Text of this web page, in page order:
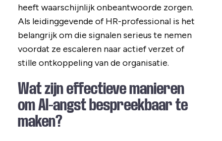
heeft waarschijnlijk onbeantwoorde zorgen.
Als leidinggevende of HR-professional is het
belangrijk om die signalen serieus te nemen
voordat ze escaleren naar actief verzet of
stille ontkoppeling van de organisatie.
Wat zijn effectieve manieren
om AI-angst bespreekbaar te
maken?